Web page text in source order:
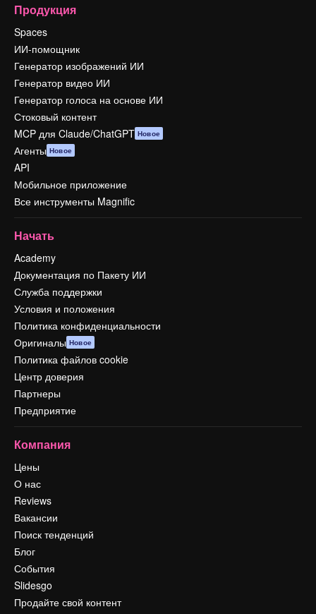
Продукция
Spaces
ИИ-помощник
Генератор изображений ИИ
Генератор видео ИИ
Генератор голоса на основе ИИ
Стоковый контент
MCP для Claude/ChatGPT Новое
Агенты Новое
API
Мобильное приложение
Все инструменты Magnific
Начать
Academy
Документация по Пакету ИИ
Служба поддержки
Условия и положения
Политика конфиденциальности
Оригиналы Новое
Политика файлов cookie
Центр доверия
Партнеры
Предприятие
Компания
Цены
О нас
Reviews
Вакансии
Поиск тенденций
Блог
События
Slidesgo
Продайте свой контент